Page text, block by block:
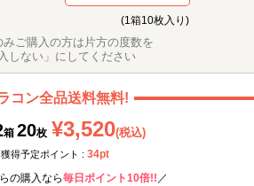
(1箱10枚入り)
ご購入の方は片方の度数を
入しない」にしてください
コン全品送料無料!
箱 20枚 ¥3,520(税込)
獲得予定ポイント : 34pt
の購入なら毎日ポイント10倍!! ／